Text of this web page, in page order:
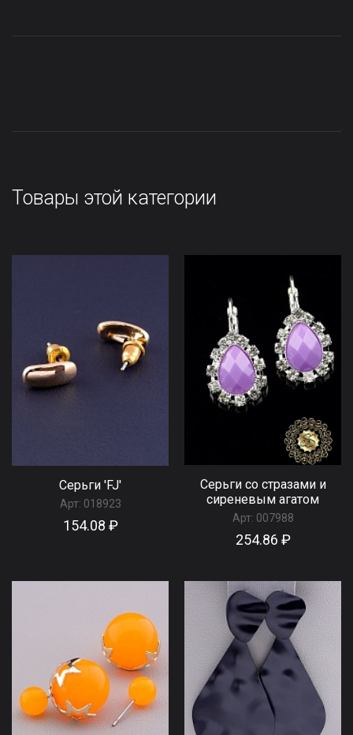
Товары этой категории
Серьги 'FJ'
Арт: 018923
154.08 ₽
Серьги со стразами и
сиреневым агатом
Арт: 007988
254.86 ₽